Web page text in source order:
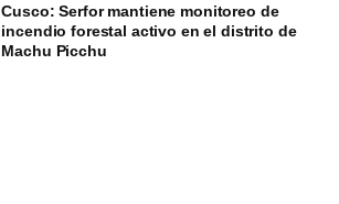
Cusco: Serfor mantiene monitoreo de
incendio forestal activo en el distrito de
Machu Picchu